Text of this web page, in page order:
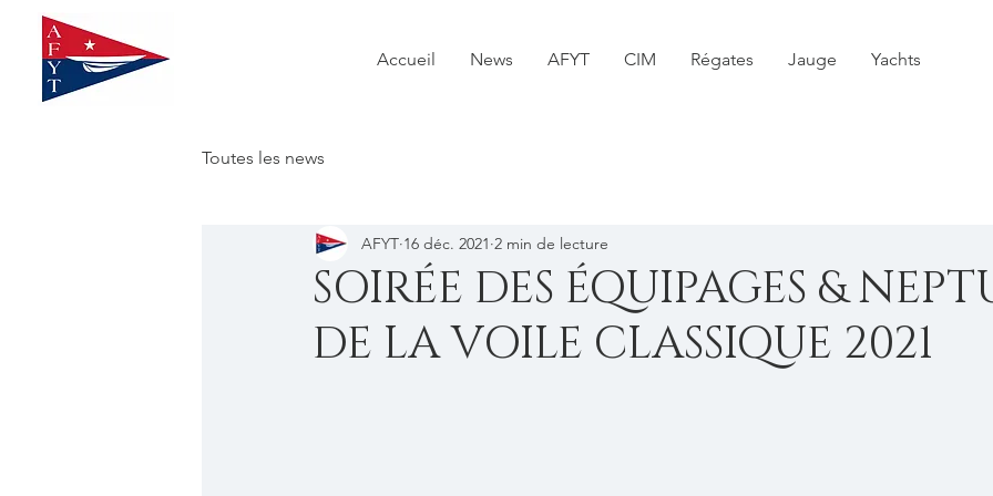
Accueil News AFYT CIM Régates Jauge Yachts
Toutes les news
SOIRÉE DES ÉQUIPAGES &
DE LA VOILE CLASSIQUE 2021
AFYT 16 déc. 2021 2 min de lecture